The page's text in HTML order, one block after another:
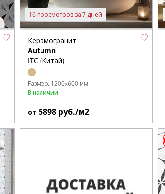
16 просмотров за 7 дней
Керамогранит
Autumn
ITC (Китай)
Размер: 1200x600 мм
В наличии
от5898 руб./м2